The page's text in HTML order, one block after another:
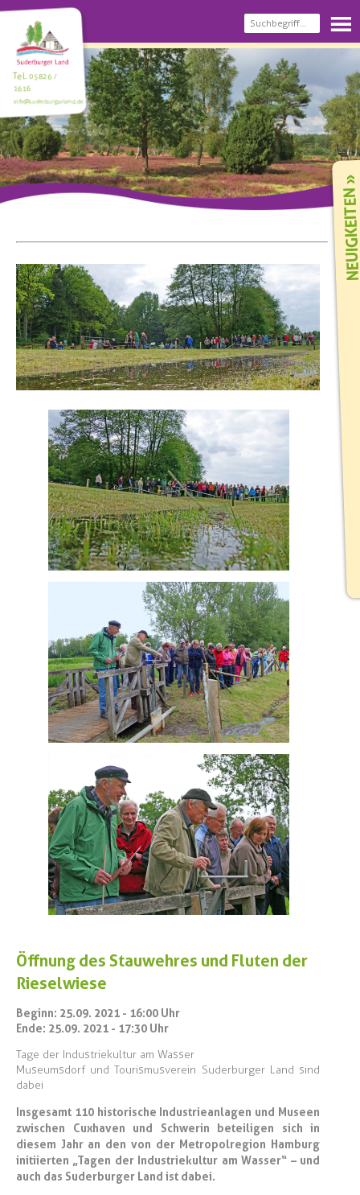
Tel.05826 /
1616
info@suderburgerland.de
Öffnung des Stauwehres und Fluten der
Rieselwiese
Beginn: 25.09. 2021 - 16:00 Uhr
Ende: 25.09. 2021 - 17:30 Uhr
Tage der Industriekultur am Wasser
Museumsdorf und Tourismusverein Suderburger Land sind
dabei
Insgesamt 110 historische Industrieanlagen und Museen
zwischen Cuxhaven und Schwerin beteiligen sich in
diesem Jahr an den von der Metropolregion Hamburg
initiierten „Tagen der Industriekultur am Wasser“ – und
auch das Suderburger Land ist dabei.